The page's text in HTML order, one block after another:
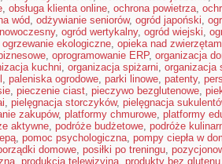
, obsługa klienta online, ochrona powietrza,
wód, odżywianie seniorów, ogród japoński,
, ogród wertykalny, ogród wiejski,
ogrzewanie ekologiczne, opieka nad
, oprogramowanie ERP, organizacja
kuchni, organizacja spiżarni, organizacja
, paleniska ogrodowe, parki linowe, patenty,
, pieczenie ciast, pieczywo bezglutenowe,
, pielęgnacja storczyków, pielęgnacja
zakupów, platformy chmurowe, platformy
aktywne, podróże budżetowe, podróże
, pomoc psychologiczna, pompy ciepła w
domowe, posiłki po treningu,
, produkcja telewizyjna, produkty bez glutenu